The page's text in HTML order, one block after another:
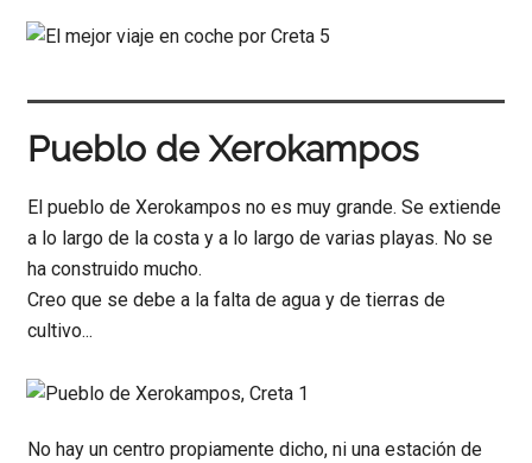
Pueblo de Xerokampos
El pueblo de Xerokampos no es muy grande. Se extiende
a lo largo de la costa y a lo largo de varias playas. No se
ha construido mucho.
Creo que se debe a la falta de agua y de tierras de
cultivo...
No hay un centro propiamente dicho, ni una estación de